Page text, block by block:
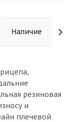
Наличие
резиновая
и
плечевой